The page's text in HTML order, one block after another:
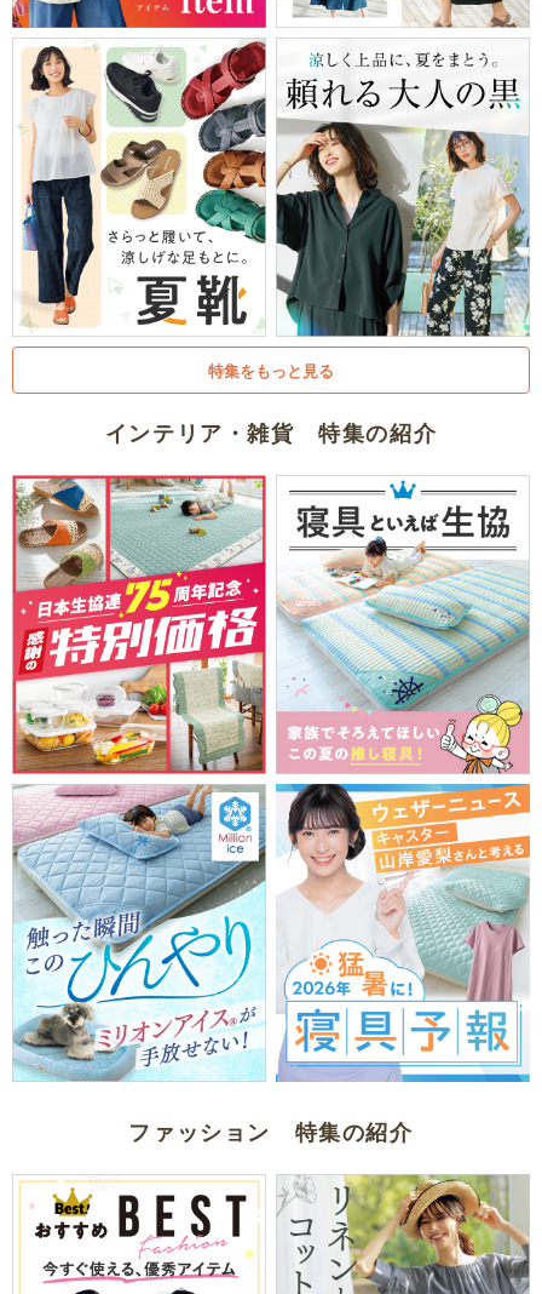
特集をもっと見る
インテリア・雑貨 特集の紹介
ファッション 特集の紹介